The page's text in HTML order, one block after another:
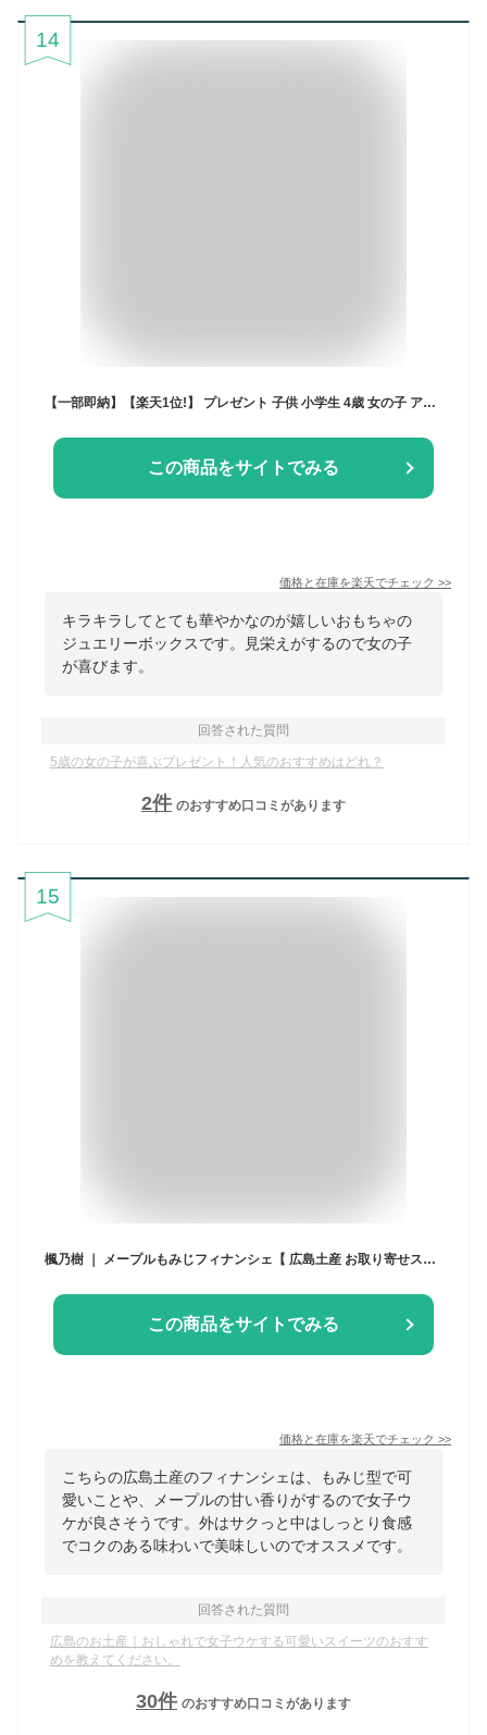
14
この商品をサイトでみる
価格と在庫を楽天でチェック >>
キラキラしてとても華やかなのが嬉しいおもちゃの
ジュエリーボックスです。見栄えがするので女の子
が喜びます。
回答された質問
5歳の女の子が喜ぶプレゼント！人気のおすすめはどれ？
2件 のおすすめ口コミがあります
15
この商品をサイトでみる
価格と在庫を楽天でチェック >>
こちらの広島土産のフィナンシェは、もみじ型で可
愛いことや、メープルの甘い香りがするので女子ウ
ケが良さそうです。外はサクっと中はしっとり食感
でコクのある味わいで美味しいのでオススメです。
回答された質問
広島のお土産｜おしゃれで女子ウケする可愛いスイーツのおすす
めを教えてください。
30件 のおすすめ口コミがあります